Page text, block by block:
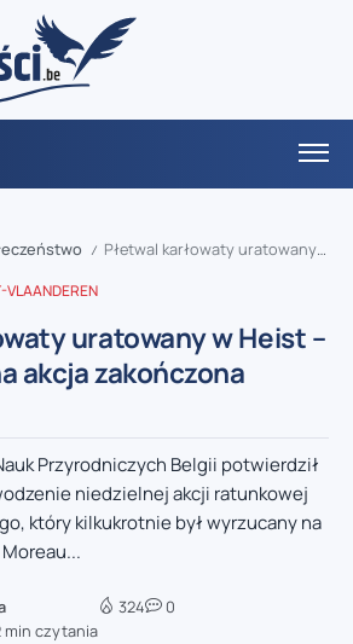
/ Płetwal karłowaty uratowany w Heist – spektakularna akcja zakończona sukcesem
VLAANDEREN
uratowany w Heist –
akcja zakończona
Przyrodniczych Belgii potwierdził
niedzielnej akcji ratunkowej
który kilkukrotnie był wyrzucany na
min czytania
324 0